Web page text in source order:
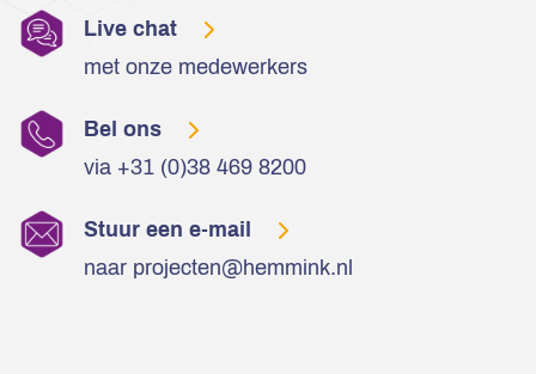
Live chat
met onze medewerkers
Bel ons
via +31 (0)38 469 8200
Stuur een e-mail
naar projecten@hemmink.nl